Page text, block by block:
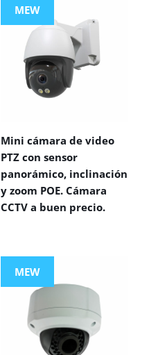
MEW
Mini cámara de video
PTZ con sensor
panorámico, inclinación
y zoom POE. Cámara
CCTV a buen precio.
MEW